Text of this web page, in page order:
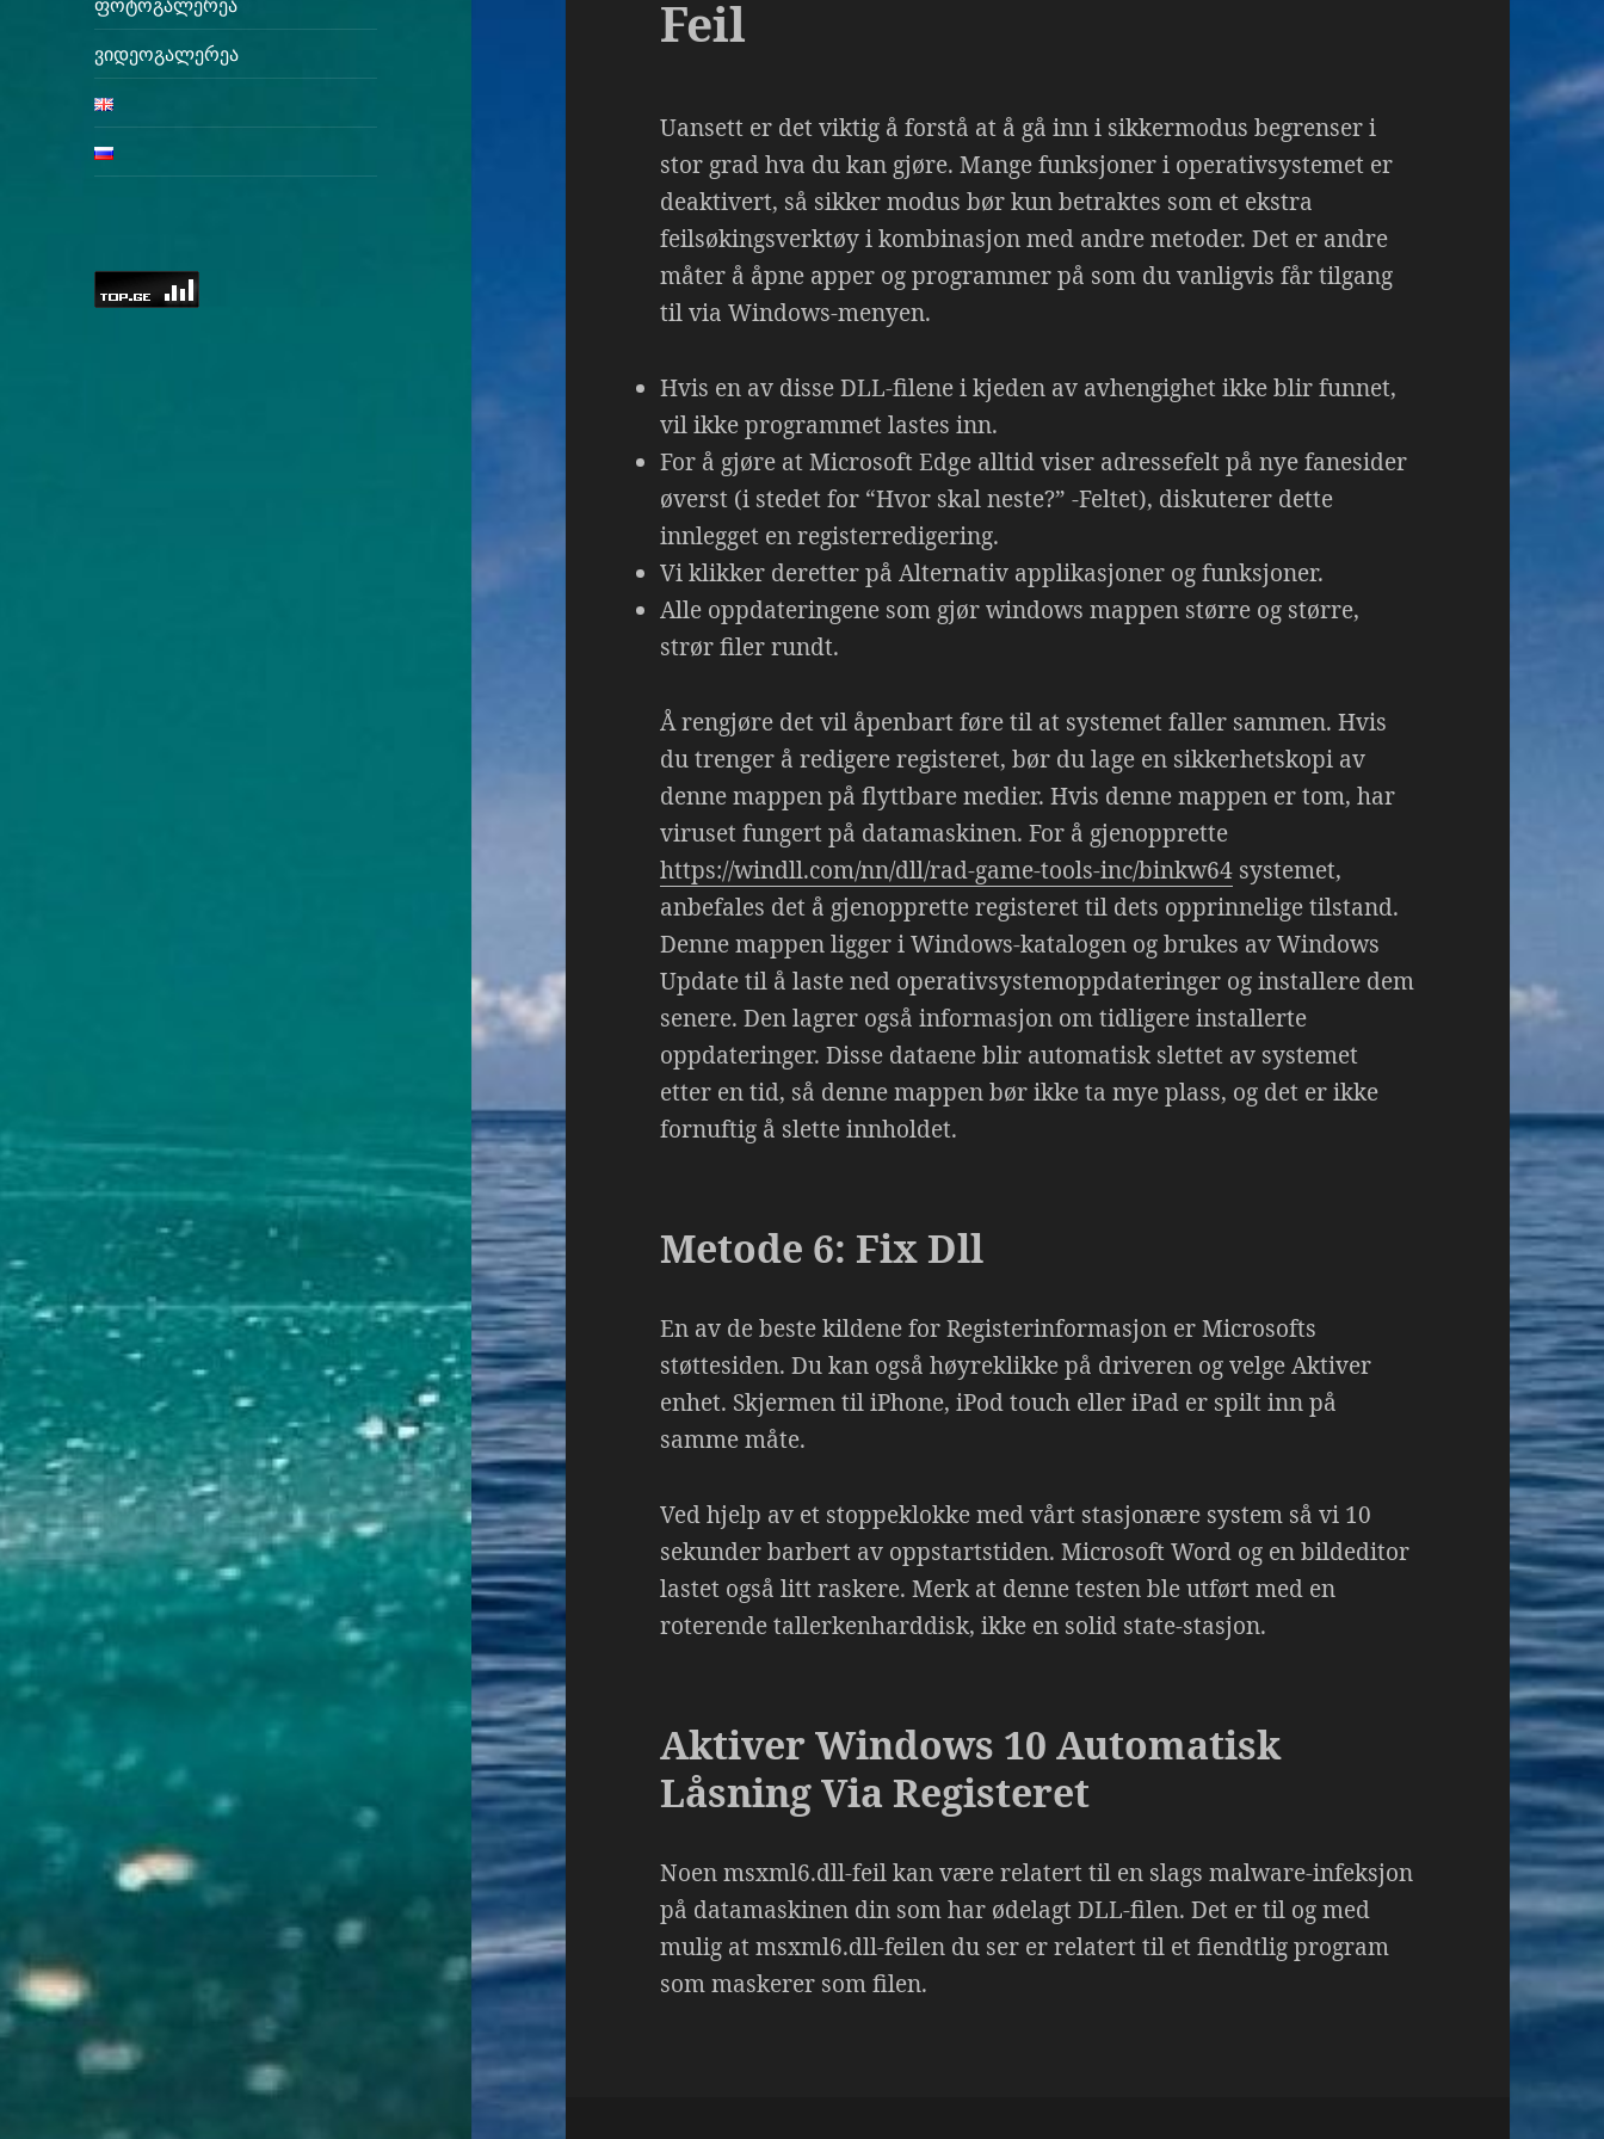
ვიდეოგალერეა
Feil
Uansett er det viktig å forstå at å gå inn i sikkermodus begrenser i
stor grad hva du kan gjøre. Mange funksjoner i operativsystemet er
deaktivert, så sikker modus bør kun betraktes som et ekstra
feilsøkingsverktøy i kombinasjon med andre metoder. Det er andre
måter å åpne apper og programmer på som du vanligvis får tilgang
til via Windows-menyen.
Hvis en av disse DLL-filene i kjeden av avhengighet ikke blir funnet,
vil ikke programmet lastes inn.
For å gjøre at Microsoft Edge alltid viser adressefelt på nye fanesider
øverst (i stedet for “Hvor skal neste?” -Feltet), diskuterer dette
innlegget en registerredigering.
Vi klikker deretter på Alternativ applikasjoner og funksjoner.
Alle oppdateringene som gjør windows mappen større og større,
strør filer rundt.
Å rengjøre det vil åpenbart føre til at systemet faller sammen. Hvis
du trenger å redigere registeret, bør du lage en sikkerhetskopi av
denne mappen på flyttbare medier. Hvis denne mappen er tom, har
viruset fungert på datamaskinen. For å gjenopprette
https://windll.com/nn/dll/rad-game-tools-inc/binkw64 systemet,
anbefales det å gjenopprette registeret til dets opprinnelige tilstand.
Denne mappen ligger i Windows-katalogen og brukes av Windows
Update til å laste ned operativsystemoppdateringer og installere dem
senere. Den lagrer også informasjon om tidligere installerte
oppdateringer. Disse dataene blir automatisk slettet av systemet
etter en tid, så denne mappen bør ikke ta mye plass, og det er ikke
fornuftig å slette innholdet.
Metode 6: Fix Dll
En av de beste kildene for Registerinformasjon er Microsofts
støttesiden. Du kan også høyreklikke på driveren og velge Aktiver
enhet. Skjermen til iPhone, iPod touch eller iPad er spilt inn på
samme måte.
Ved hjelp av et stoppeklokke med vårt stasjonære system så vi 10
sekunder barbert av oppstartstiden. Microsoft Word og en bildeditor
lastet også litt raskere. Merk at denne testen ble utført med en
roterende tallerkenharddisk, ikke en solid state-stasjon.
Aktiver Windows 10 Automatisk
Låsning Via Registeret
Noen msxml6.dll-feil kan være relatert til en slags malware-infeksjon
på datamaskinen din som har ødelagt DLL-filen. Det er til og med
mulig at msxml6.dll-feilen du ser er relatert til et fiendtlig program
som maskerer som filen.